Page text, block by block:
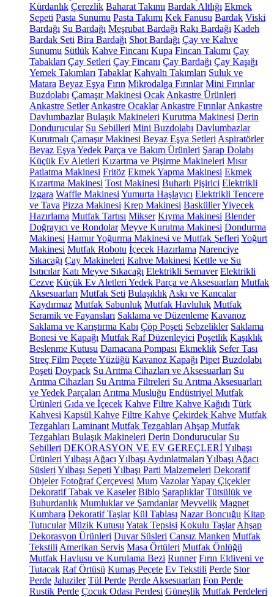
Kürdanlık Çerezlik Baharat Takımı Bardak Altlığı Ekmek
Sepeti Pasta Sunumu Pasta Takımı Kek Fanusu Bardak Viski
Bardağı Su Bardağı Meşrubat Bardağı Rakı Bardağı Kadeh
Bardak Seti Bira Bardağı Shot Bardağı Çay ve Kahve
Sunumu Sütlük Kahve Fincanı Kupa Fincan Takımı Çay
Tabakları Çay Setleri Çay Fincanı Çay Bardağı Çay Kaşığı
Yemek Takımları Tabaklar Kahvaltı Takımları Suluk ve
Matara Beyaz Eşya Fırın Mikrodalga Fırınlar Mini Fırınlar
Buzdolabı Çamaşır Makinesi Ocak Ankastre Ürünleri
Ankastre Setler Ankastre Ocaklar Ankastre Fırınlar Ankastre
Davlumbazlar Bulaşık Makineleri Kurutma Makinesi Derin
Dondurucular Su Sebilleri Mini Buzdolabı Davlumbazlar
Kurutmalı Çamaşır Makinesi Beyaz Eşya Setleri Aspiratörler
Beyaz Eşya Yedek Parça ve Bakım Ürünleri Şarap Dolabı
Küçük Ev Aletleri Kızartma ve Pişirme Makineleri Mısır
Patlatma Makinesi Fritöz Ekmek Yapma Makinesi Ekmek
Kızartma Makinesi Tost Makinesi Buharlı Pişirici Elektrikli
Izgara Waffle Makinesi Yumurta Haşlayıcı Elektrikli Tencere
ve Tava Pizza Makinesi Krep Makinesi BasküllerYiyecek
Hazırlama Mutfak Tartısı Mikser Kıyma Makinesi Blender
Doğrayıcı ve Rondolar Meyve Kurutma Makinesi Dondurma
Makinesi Hamur Yoğurma Makinesi ve Mutfak Şefleri Yoğurt
Makinesi Mutfak Robotu İçecek Hazırlama Narenciye
Sıkacağı Çay Makineleri Kahve Makinesi Kettle ve Su
Isıtıcılar Katı Meyve Sıkacağı Elektrikli Semaver Elektrikli
Cezve Küçük Ev Aletleri Yedek Parça ve Aksesuarları Mutfak
Aksesuarları Mutfak Seti Bulaşıklık Askı ve Kancalar
Kaydırmaz Mutfak Sabunluk Mutfak Havluluk Mutfak
Seramik ve Fayansları Saklama ve Düzenleme Kavanoz
Saklama ve Karıştırma Kabı Çöp Poşeti Sebzelikler Saklama
Bonesi ve Kapağı Mutfak Raf Düzenleyici Poşetlik Kaşıklık
Beslenme Kutusu Damacana Pompası Ekmeklik Sefer Tası
Streç Film Peçete Yüzüğü Kavanoz Kapağı Pipet Buzdolabı
Poşeti Doypack Su Arıtma Cihazları ve Aksesuarları Su
Arıtma Cihazları Su Arıtma Filtreleri Su Arıtma Aksesuarları
ve Yedek Parçaları Arıtma Musluğu Endüstriyel Mutfak
Ürünleri Gıda ve İçecek Kahve Filtre Kahve Kağıdı Türk
Kahvesi Kapsül Kahve Filtre Kahve Çekirdek Kahve Mutfak
Tezgahları Laminant Mutfak Tezgahları Ahşap Mutfak
Tezgahları Bulaşık Makineleri Derin Dondurucular Su
Sebilleri DEKORASYON VE EV GEREÇLERİYılbaşı
Ürünleri Yılbaşı Ağacı Yılbaşı Aydınlatmaları Yılbaşı Ağacı
Süsleri Yılbaşı Sepeti Yılbaşı Parti Malzemeleri Dekoratif
Objeler Fotoğraf Çerçevesi Mum VazolarYapay Çiçekler
Dekoratif Tabak ve Kaseler Biblo Şaraplıklar Tütsülük ve
Buhurdanlık Mumluklar ve Şamdanlar Meyvelik Magnet
Kumbara Dekoratif Taşlar Kül Tablası Nazar Boncuğu Kitap
Tutucular Müzik Kutusu Yatak Tepsisi Kokulu Taşlar Ahşap
Dekorasyon Ürünleri Duvar Süsleri Cansız Manken Mutfak
Tekstili Amerikan Servis Masa Örtüleri Mutfak Önlüğü
Mutfak Havlusu ve Kurulama Bezi Runner Fırın Eldiveni ve
Tutacak Raf Örtüsü Kumaş Peçete Ev Tekstili Perde Stor
Perde Jaluziler Tül Perde Perde Aksesuarları Fon Perde
Rustik Perde Çocuk Odası Perdesi Güneşlik Mutfak Perdeleri